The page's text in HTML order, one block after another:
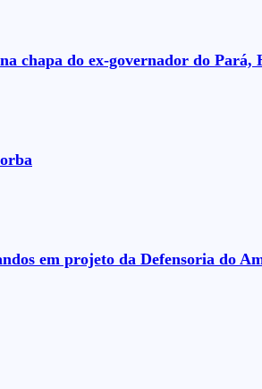
chapa do ex-governador do
em projeto da Defensoria do